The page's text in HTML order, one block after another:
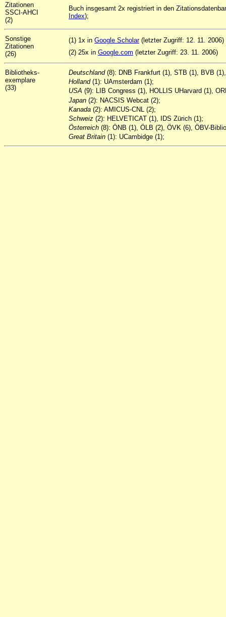
Zitationen
SSCI-AHCI
(2)
Buch insgesamt 2x registriert in den
Index);
Sonstige
Zitationen
(26)
(1) 1x in Google Scholar(letzter Zugriff: 12. 11. 2006)
(2) 25x in Google.com (letzter Zugriff: 23. 11. 2006)
Bibliotheks-
exemplare
(33)
Deutschland (8): DNB Frankfurt (1), STB (1), BVB
Holland(1): UAmsterdam (1);
USA (9): LIB Congress (1), HOLLIS UHarvard (1),
Japan (2): NACSIS Webcat (2);
Kanada (2): AMICUS-CNL (2);
Schweiz (2): HELVETICAT (1), IDS Zürich (1);
Österreich (8): ÖNB (1), ÖLB (2), ÖVK (6), ÖBV-
Great Britain (1): UCambidge (1);